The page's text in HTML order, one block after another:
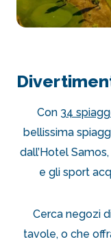
Con 34
bellissima
dall’Hotel
e gli sport
Cerca negozi
tavole, o che